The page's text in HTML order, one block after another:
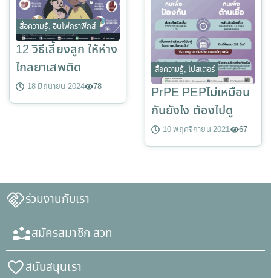
สื่อความรู้, อินโฟกราฟิกส์
12 วิธีเลี้ยงลูก ให้ห่าง
ไกลยาเสพติด
18 มิถุนายน 2024 78
สื่อความรู้, โปสเตอร์
PrPE PEPไม่เหมือน
กันยังไง ต้องไปดู
10 พฤศจิกายน 2021 67
ร่วมงานกับเรา
สมัครสมาชิก สวท
สนับสนุนเรา